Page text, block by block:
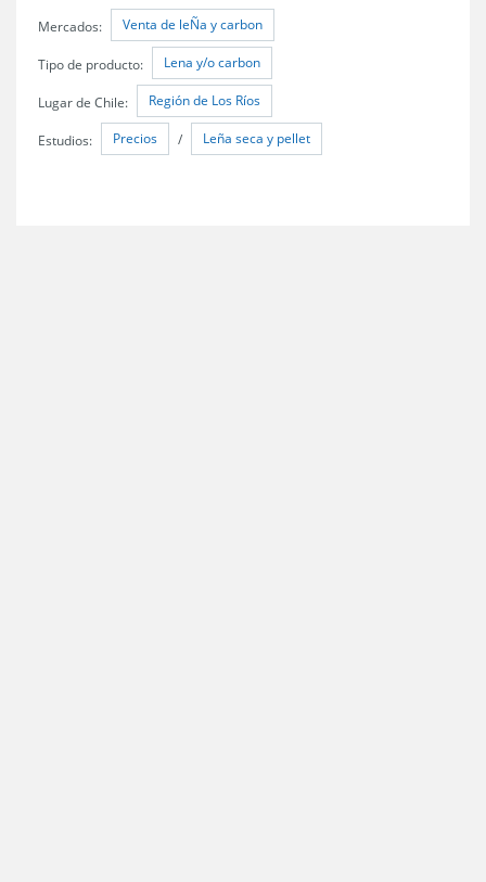
Mercados: Venta de leÑa y carbon
Tipo de producto: Lena y/o carbon
Lugar de Chile: Región de Los Ríos
Estudios: Precios / Leña seca y pellet